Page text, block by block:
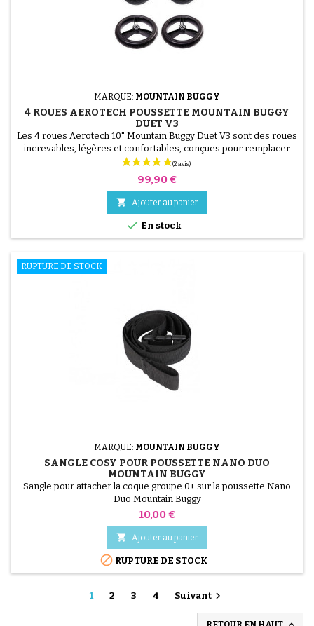
MARQUE: MOUNTAIN BUGGY
4 ROUES AEROTECH POUSSETTE MOUNTAIN BUGGY
DUET V3
Les 4 roues Aerotech 10" Mountain Buggy Duet V3 sont des roues
increvables, légères et confortables, conçues pour remplacer
les roues d’origine de votre poussette double. Grâce à leur
amorti, une maniabilité fluide et zéro entretien. Compatibles avec
la poussette Mountain Buggy Duet V3...
Prix
99,90 €
 Ajouter au panier
 En stock
RUPTURE DE STOCK
MARQUE: MOUNTAIN BUGGY
SANGLE COSY POUR POUSSETTE NANO DUO
MOUNTAIN BUGGY
Sangle pour attacher la coque groupe 0+ sur la poussette Nano
Duo Mountain Buggy
Prix
10,00 €
 Ajouter au panier
 RUPTURE DE STOCK
1 2 3 4 Suivant 